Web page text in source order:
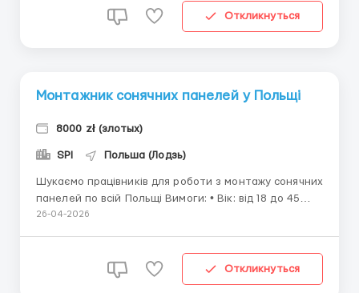
фундаментный блок — от 50 зл/м² &nb...
Откликнуться
Монтажник сонячних панелей у Польщі
8000 zł (злотых)
SPI Польша (Лодзь)
Шукаємо працівників для роботи з монтажу сонячних
панелей по всій Польщі Вимоги: • Вік: від 18 до 45
років; • Фізично здоровий
26-04-2026
Откликнуться